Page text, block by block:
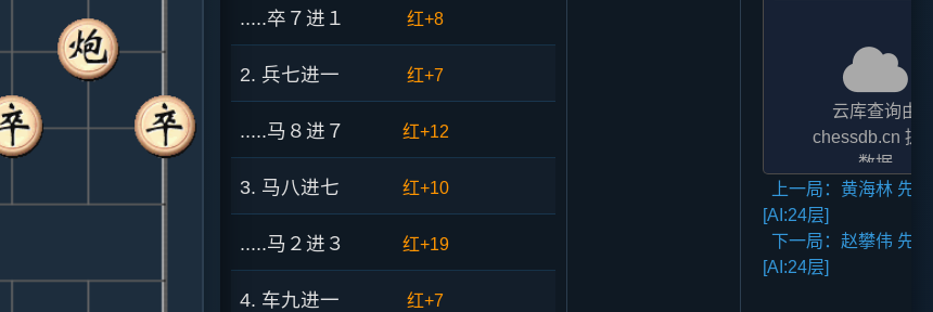
.....卒７进１ 红+8
2. 兵七进一 红+7
.....马８进７ 红+12
3. 马八进七 红+10
.....马２进３ 红+19
4. 车九进一 红+7
云库查询由
chessdb.cn 提
数据
AI支招,云库应
二者的评分表
法相差2至3倍,
上一局：黄海林 先
[AI:24层]
下一局：赵攀伟 先
[AI:24层]